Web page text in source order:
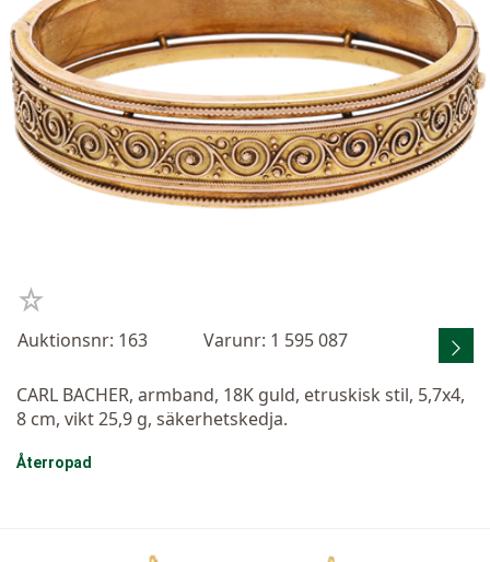
Auktionsnr: 163 Varunr: 1 595 087
CARL BACHER, armband, 18K guld, etruskisk stil, 5,7x4,
8 cm, vikt 25,9 g, säkerhetskedja.
Återropad